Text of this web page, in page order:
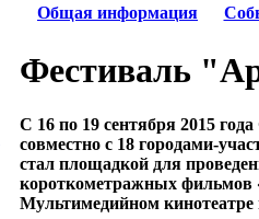
Общая информация
Фестиваль
С 16 по 19 сентября 2015
совместно с 18 городами-
стал площадкой для
короткометражных фильмов
Мультимедийном кинотеатре